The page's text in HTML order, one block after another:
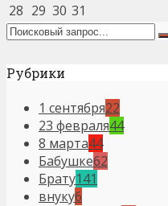
28 29 30 31
Рубрики
1 сентября22
23 февраля44
8 марта44
Бабушке62
Брату141
внуку6